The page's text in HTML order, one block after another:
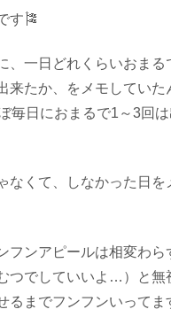
す🎏
、一日どれくらいおまる
来たか、をメモしていた
毎日におまるで1～3回
なくて、しなかった日を
フンアピールは相変わら
つでしていいよ…）と無
るまでフンフンいってま